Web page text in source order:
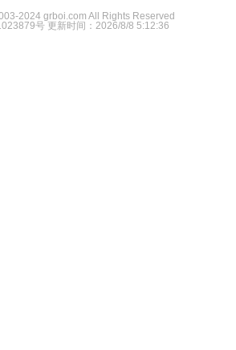
2024 grboi.com All Rights Reserved
号 更新时间：2026/8/8 5:12:36